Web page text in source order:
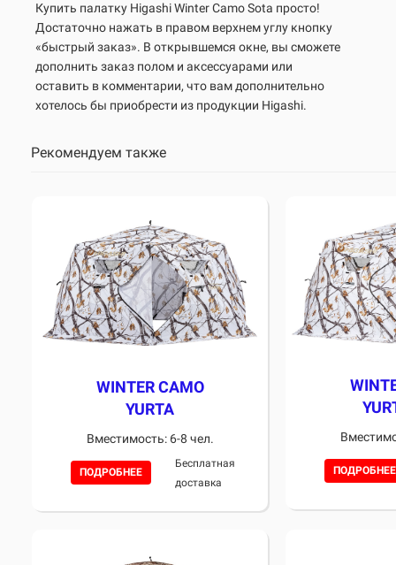
Купить палатку Higashi Winter CamoSota просто!
Достаточно нажать в правом верхнем углу кнопку
«быстрый заказ». В открывшемся окне, вы сможете
дополнить заказ полом и аксессуарами или
оставить в комментарии, что вам дополнительно
хотелось бы приобрести из продукции Higashi.
Рекомендуем также
WINTER CAMO
YURTA
Вместимость: 6-8 чел.
ПОДРОБНЕЕ
Бесплатная
доставка
ПОДРОБНЕЕ